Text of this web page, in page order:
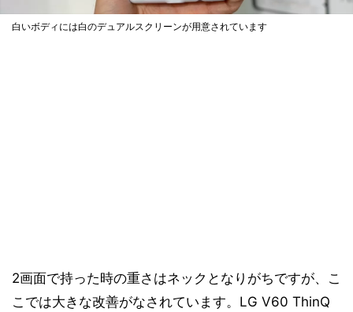
白いボディには白のデュアルスクリーンが用意されています
2画面で持った時の重さはネックとなりがちですが、こ
こでは大きな改善がなされています。LG V60 ThinQ